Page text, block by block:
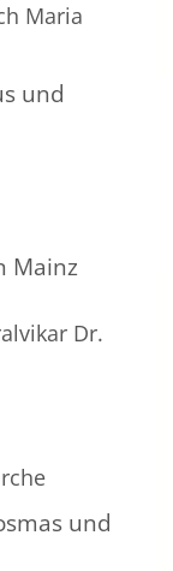
Maria
und
Mainz
Dr.
und